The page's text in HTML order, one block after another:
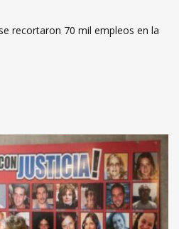
recortaron 70 mil empleos en la